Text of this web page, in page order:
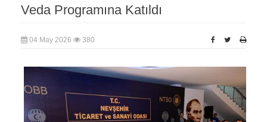
Veda Programına Katıldı
04 May 2026 380